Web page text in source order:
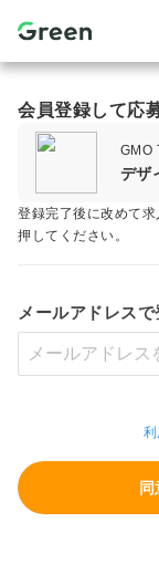
会員登録して応
GMO
デザ
登録完了後に改めて
押してください。
メールアドレス
利